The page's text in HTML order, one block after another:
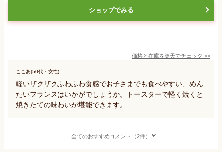
ショップでみる
価格と在庫を楽天でチェック >>
ここあ(50代・女性)
軽いザクザクふわふわ食感でお子さまでも食べやすい、めん
たいフランスはいかがでしょうか。トースターで軽く焼くと
焼きたての味わいが堪能できます。
全てのおすすめコメント（2件）